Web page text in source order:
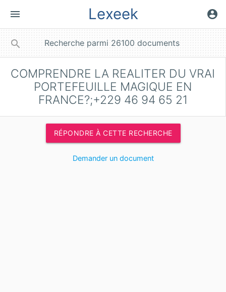
menu Lexeek account_circle
search
COMPRENDRE LA REALITER DU VRAI
PORTEFEUILLE MAGIQUE EN
FRANCE?;+229 46 94 65 21
RÉPONDRE À CETTE RECHERCHE
Demander un document